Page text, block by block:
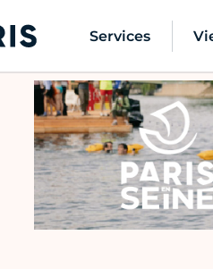
Services